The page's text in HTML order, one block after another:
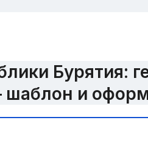
Бурятия:
и